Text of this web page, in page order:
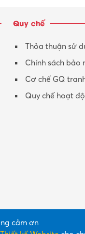
Quy chế
Thỏa thuận sử
Chính sách bảo
Cơ chế GQ
Quy chế hoạt
cảm ơn